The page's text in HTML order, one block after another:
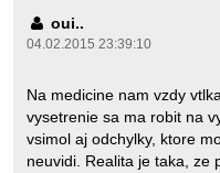
oui..
04.02.2015 23:39:10
Na medicine nam vzdy
vysetrenie sa ma robit na
vsimol aj odchylky, ktore
neuvidi. Realita je taka, ze